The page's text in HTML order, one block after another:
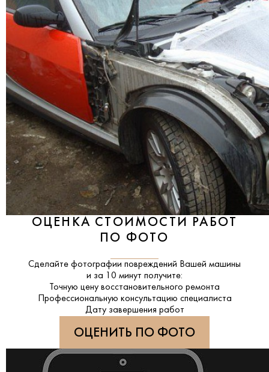
ОЦЕНКА СТОИМОСТИ РАБОТ
ПО ФОТО
Сделайте фотографии повреждений Вашей машины
и за
10 минут получите:
Точную цену восстановительного ремонта
Профессиональную консультацию специалиста
Дату завершения работ
ОЦЕНИТЬ ПО ФОТО